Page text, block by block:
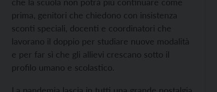
prima, genitori che chiedono con insistenza
sconti speciali, docenti e coordinatori che
lavorano il doppio per studiare nuove modalità
e per far sì che gli allievi crescano sotto il
profilo umano e scolastico.